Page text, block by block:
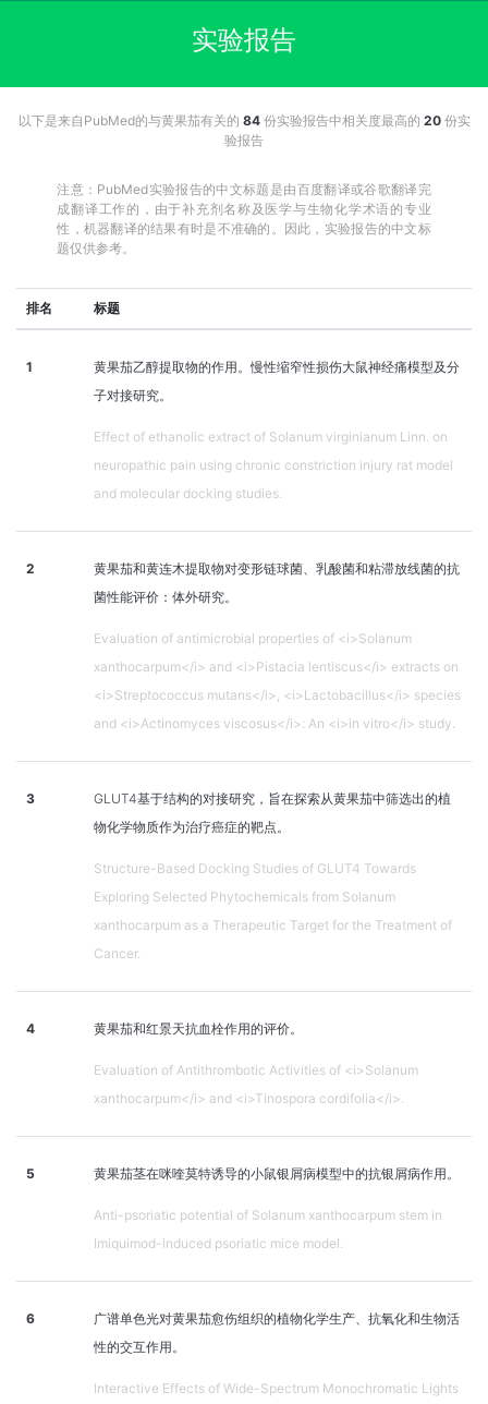
实验报告
以下是来自PubMed的与黄果茄有关的 84份实验报告中相关度最高的 20份实
验报告
注意：PubMed实验报告的中文标题是由百度翻译或谷歌翻译完
成翻译工作的，由于补充剂名称及医学与生物化学术语的专业
性，机器翻译的结果有时是不准确的。因此，实验报告的中文标
题仅供参考。
排名 标题
1
黄果茄乙醇提取物的作用。慢性缩窄性损伤大鼠神经痛模型及分
子对接研究。
Effect of ethanolic extract of Solanum virginianum Linn. on
neuropathic pain using chronic constriction injury rat model
and molecular docking studies.
2
黄果茄和黄连木提取物对变形链球菌、乳酸菌和粘滞放线菌的抗
菌性能评价：体外研究。
Evaluation of antimicrobial properties of <i>Solanum
xanthocarpum</i> and <i>Pistacia lentiscus</i> extracts on
<i>Streptococcus mutans</i>, <i>Lactobacillus</i> species
and <i>Actinomyces viscosus</i>: An <i>in vitro</i> study.
3
GLUT4基于结构的对接研究，旨在探索从黄果茄中筛选出的植
物化学物质作为治疗癌症的靶点。
Structure-Based Docking Studies of GLUT4 Towards
Exploring Selected Phytochemicals from Solanum
xanthocarpum as a Therapeutic Target for the Treatment of
Cancer.
4 黄果茄和红景天抗血栓作用的评价。
Evaluation of Antithrombotic Activities of <i>Solanum
xanthocarpum</i> and <i>Tinospora cordifolia</i>.
5 黄果茄茎在咪喹莫特诱导的小鼠银屑病模型中的抗银屑病作用。
Anti-psoriatic potential of Solanum xanthocarpum stem in
Imiquimod-induced psoriatic mice model.
6
广谱单色光对黄果茄愈伤组织的植物化学生产、抗氧化和生物活
性的交互作用。
Interactive Effects of Wide-Spectrum Monochromatic Lights